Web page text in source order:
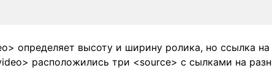
определяет высоту и ширину ролика, но ссылка на
расположились три <source> с сылками на